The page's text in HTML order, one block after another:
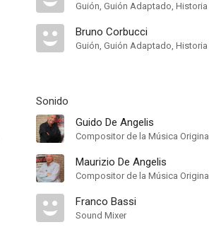
Guión, Guión Adaptado, Historia
Bruno Corbucci
Guión, Guión Adaptado, Historia
Sonido
Guido De Angelis
Compositor de la Música Original
Maurizio De Angelis
Compositor de la Música Original
Franco Bassi
Sound Mixer